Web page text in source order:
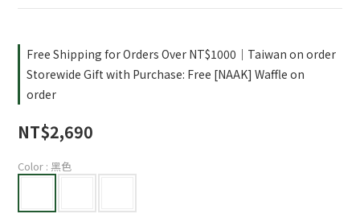
Free Shipping for Orders Over NT$1000｜Taiwan on order
Storewide Gift with Purchase: Free [NAAK] Waffle on
order
NT$2,690
Color : 黑色